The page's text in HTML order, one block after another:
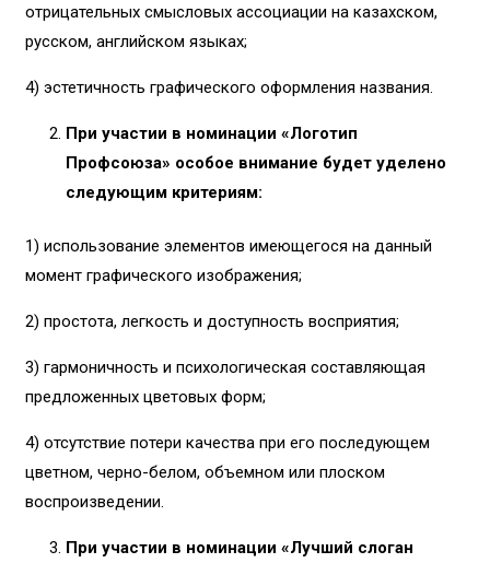
отрицательных смысловых ассоциации на казахском,
русском, английском языках;
4) эстетичность графического оформления названия.
При участии в номинации «Логотип
Профсоюза» особое внимание будет уделено
следующим критериям:
1) использование элементов имеющегося на данный
момент графического изображения;
2) простота, легкость и доступность восприятия;
3) гармоничность и психологическая составляющая
предложенных цветовых форм;
4) отсутствие потери качества при его последующем
цветном, черно-белом, объемном или плоском
воспроизведении.
При участии в номинации «Лучший слоган